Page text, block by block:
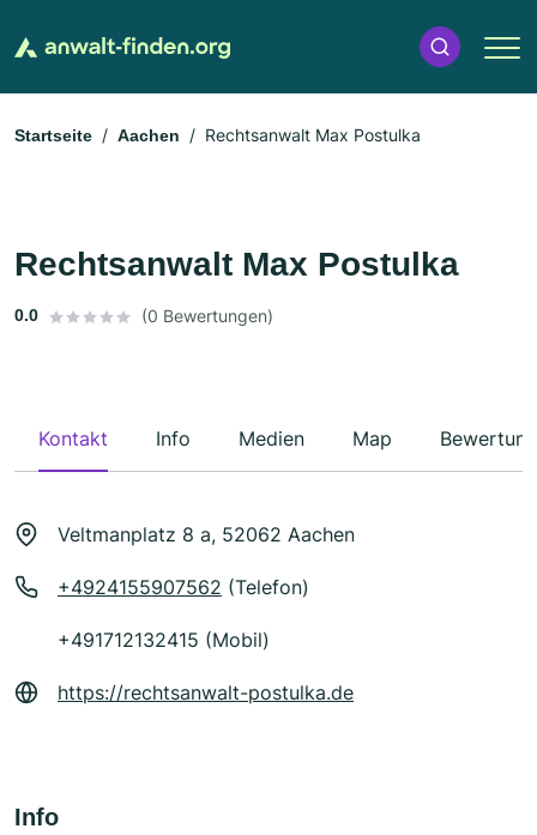
Startseite Aachen Rechtsanwalt Max Postulka
Rechtsanwalt Max Postulka
0.0 (0 Bewertungen)
Kontakt Info Medien Map
Veltmanplatz 8 a, 52062 Aachen
+4924155907562 (Telefon)
+491712132415 (Mobil)
https://rechtsanwalt-postulka.de
Info